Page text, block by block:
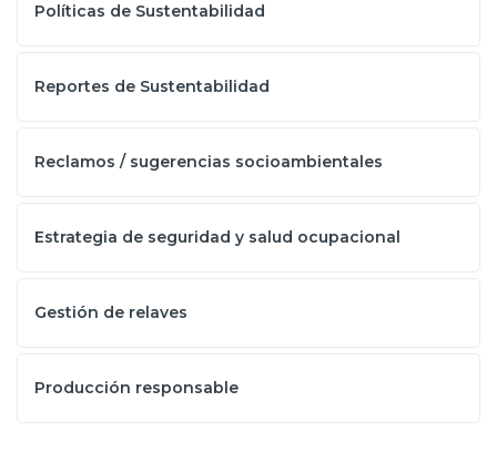
Políticas de Sustentabilidad
Reportes de Sustentabilidad
Reclamos / sugerencias socioambientales
Estrategia de seguridad y salud ocupacional
Gestión de relaves
Producción responsable